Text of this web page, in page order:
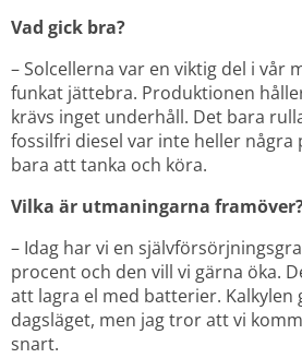
Vad gick bra?
– Solcellerna var en viktig del i vår
funkat jättebra. Produktionen
krävs inget underhåll. Det bara
fossilfri diesel var inte heller några
bara att tanka och köra.
Vilka är utmaningarna
– Idag har vi en
procent och den vill vi gärna öka.
att lagra el med batterier. Kalkylen
dagsläget, men jag tror att vi
snart.